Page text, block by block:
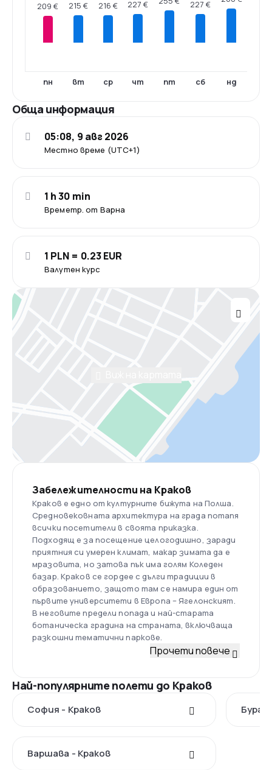
209 €
пн
215 €
вт
216 €
ср
227 €
чт пт
227 €
сб нд
Обща информация
Местно време (UTC+1)
05:08, 9 авг 2026
Времетр. от Варна
1 h 30 min
Валутен курс
1 PLN = 0.23 EUR
Забележителности на Краков
Краков е едно от културните бижута на Полша.
Средновековната архитектура на града потапя
всички посетители в своята приказка.
Подходящ е за посещение целогодишно, заради
приятния си умерен климат, макар зимата да е
мразовита, но затова пък има голям Коледен
базар. Краков се гордее с дълги традиции в
образованието, защото там се намира един от
първите университети в Европа – Ягелонският.
В неговите предели попада и най-старата
ботаническа градина на страната, включваща
разкошни тематични паркове.
Прочети повече
Най-популярните полети до Краков
София - Краков
Варшава - Краков